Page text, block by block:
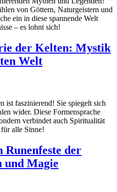
von Göttern, Naturgeistern und
ein in diese spannende Welt
– es lohnt sich!
der Kelten: Mystik
Welt
ist faszinierend! Sie spiegelt sich
wider. Diese Formensprache
verbindet auch Spiritualität
alle Sinne!
Runenfeste der
und Magie